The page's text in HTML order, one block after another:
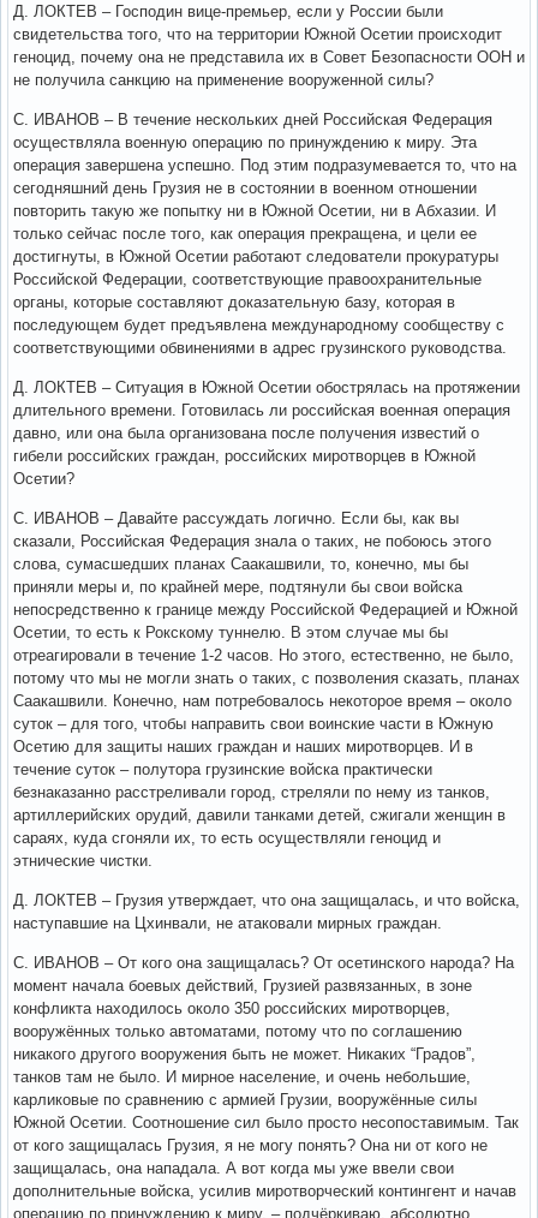
Д. ЛОКТЕВ – Господин вице-премьер, если у России были
свидетельства того, что на территории Южной Осетии происходит
геноцид, почему она не представила их в Совет Безопасности ООН и
не получила санкцию на применение вооруженной силы?
С. ИВАНОВ – В течение нескольких дней Российская Федерация
осуществляла военную операцию по принуждению к миру. Эта
операция завершена успешно. Под этим подразумевается то, что на
сегодняшний день Грузия не в состоянии в военном отношении
повторить такую же попытку ни в Южной Осетии, ни в Абхазии. И
только сейчас после того, как операция прекращена, и цели ее
достигнуты, в Южной Осетии работают следователи прокуратуры
Российской Федерации, соответствующие правоохранительные
органы, которые составляют доказательную базу, которая в
последующем будет предъявлена международному сообществу с
соответствующими обвинениями в адрес грузинского руководства.
Д. ЛОКТЕВ – Ситуация в Южной Осетии обострялась на протяжении
длительного времени. Готовилась ли российская военная операция
давно, или она была организована после получения известий о
гибели российских граждан, российских миротворцев в Южной
Осетии?
С. ИВАНОВ – Давайте рассуждать логично. Если бы, как вы
сказали, Российская Федерация знала о таких, не побоюсь этого
слова, сумасшедших планах Саакашвили, то, конечно, мы бы
приняли меры и, по крайней мере, подтянули бы свои войска
непосредственно к границе между Российской Федерацией и Южной
Осетии, то есть к Рокскому туннелю. В этом случае мы бы
отреагировали в течение 1-2 часов. Но этого, естественно, не было,
потому что мы не могли знать о таких, с позволения сказать, планах
Саакашвили. Конечно, нам потребовалось некоторое время – около
суток – для того, чтобы направить свои воинские части в Южную
Осетию для защиты наших граждан и наших миротворцев. И в
течение суток – полутора грузинские войска практически
безнаказанно расстреливали город, стреляли по нему из танков,
артиллерийских орудий, давили танками детей, сжигали женщин в
сараях, куда сгоняли их, то есть осуществляли геноцид и
этнические чистки.
Д. ЛОКТЕВ – Грузия утверждает, что она защищалась, и что войска,
наступавшие на Цхинвали, не атаковали мирных граждан.
С. ИВАНОВ – От кого она защищалась? От осетинского народа? На
момент начала боевых действий, Грузией развязанных, в зоне
конфликта находилось около 350 российских миротворцев,
вооружённых только автоматами, потому что по соглашению
никакого другого вооружения быть не может. Никаких “Градов”,
танков там не было. И мирное население, и очень небольшие,
карликовые по сравнению с армией Грузии, вооружённые силы
Южной Осетии. Соотношение сил было просто несопоставимым. Так
от кого защищалась Грузия, я не могу понять? Она ни от кого не
защищалась, она нападала. А вот когда мы уже ввели свои
дополнительные войска, усилив миротворческий контингент и начав
операцию по принуждению к миру, – подчёркиваю, абсолютно